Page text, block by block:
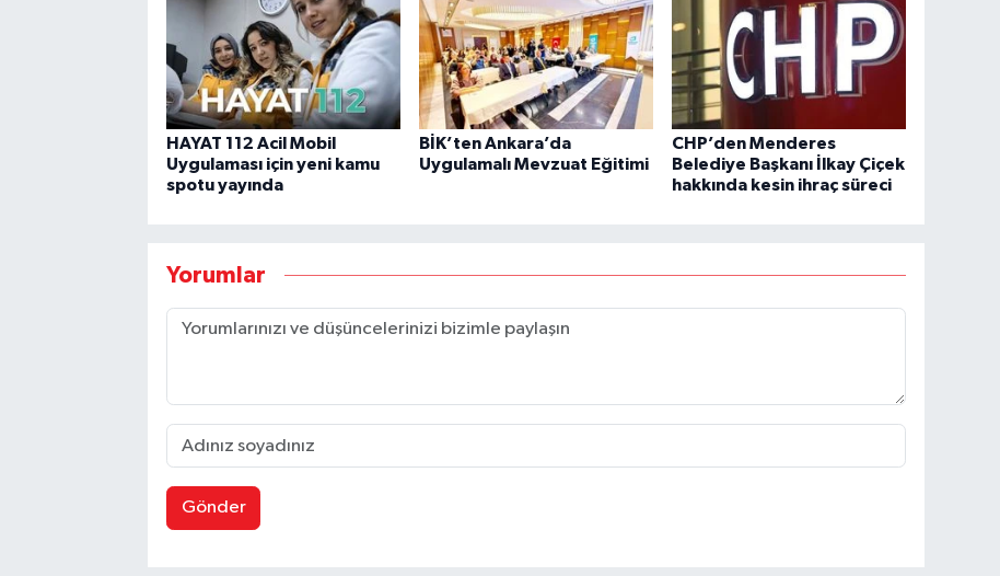
HAYAT 112 Acil Mobil
Uygulaması için yeni kamu
spotu yayında
BİK’ten Ankara’da
Uygulamalı Mevzuat Eğitimi
CHP’den Menderes
Belediye Başkanı İlkay Çiçek
hakkında kesin ihraç süreci
Yorumlar
Gönder